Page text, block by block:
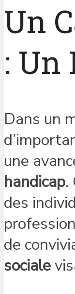
Un
: Un
Dans un
une
handicap.
des
de
sociale